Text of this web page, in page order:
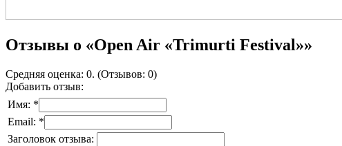
Отзывы о «Open Air «Trimurti Festival»»
Средняя оценка: 0. (Отзывов: 0)
Добавить отзыв:
Имя: *
Email: *
Заголовок отзыва: